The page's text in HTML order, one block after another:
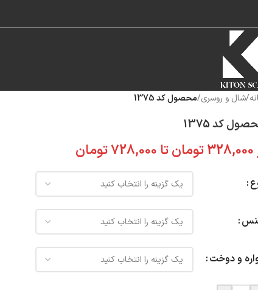
/شال و روسری/محصول کد 1375
کد 1375
328,000تومانتا 728,000تومان
و دوخت